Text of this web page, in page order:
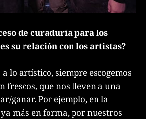
de curaduría para los
su relación con los artistas?
a lo artístico, siempre escogemos
frescos, que nos lleven a una
ganar. Por ejemplo, en la
más en forma, por nuestros